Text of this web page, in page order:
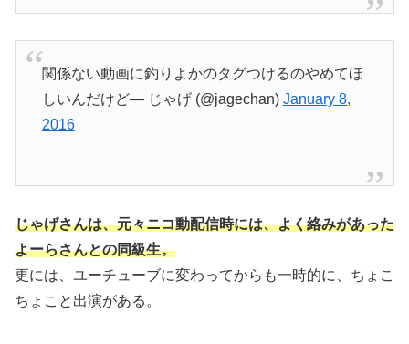
関係ない動画に釣りよかのタグつけるのやめてほ
しいんだけど— じゃげ (@jagechan) January 8,
2016
じゃげさんは、元々ニコ動配信時には、よく絡みがあった
よーらさんとの同級生。
更には、ユーチューブに変わってからも一時的に、ちょこ
ちょこと出演がある。